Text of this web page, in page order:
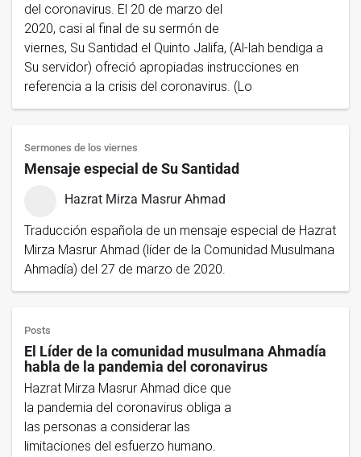
del coronavirus. El 20 de marzo del
2020, casi al final de su sermón de
viernes, Su Santidad el Quinto Jalifa, (Al-lah bendiga a
Su servidor) ofreció apropiadas instrucciones en
referencia a la crisis del coronavirus. (Lo
Sermones de los viernes
Mensaje especial de Su Santidad
Hazrat Mirza Masrur Ahmad
Traducción española de un mensaje especial de Hazrat
Mirza Masrur Ahmad (líder de la Comunidad Musulmana
Ahmadía) del 27 de marzo de 2020.
Posts
El Líder de la comunidad musulmana Ahmadía
habla de la pandemia del coronavirus
Hazrat Mirza Masrur Ahmad dice que
la pandemia del coronavirus obliga a
las personas a considerar las
limitaciones del esfuerzo humano.